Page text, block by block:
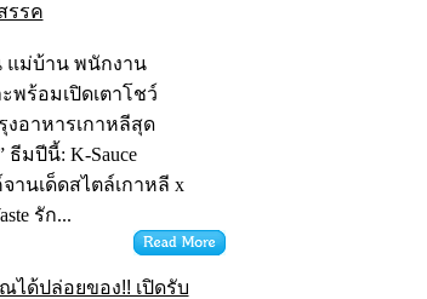
รรค
แม่บ้าน พนักงาน
ร้อมเปิดเตาโชว์
อาหารเกาหลีสุด
ธีมปีนี้: K-Sauce
จานเด็ดสไตล์เกาหลี x
รัก...
ได้ปล่อยของ!! เปิดรับ